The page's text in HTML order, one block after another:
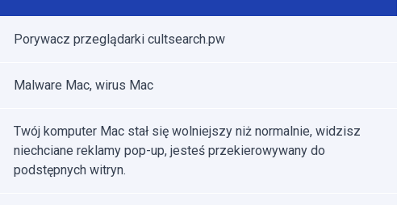
Porywacz przeglądarki cultsearch.pw
Malware Mac, wirus Mac
Twój komputer Mac stał się wolniejszy niż normalnie, widzisz
niechciane reklamy pop-up, jesteś przekierowywany do
podstępnych witryn.